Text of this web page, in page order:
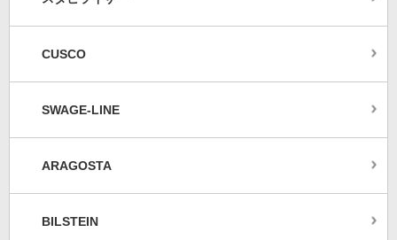
CUSCO
SWAGE-LINE
ARAGOSTA
BILSTEIN